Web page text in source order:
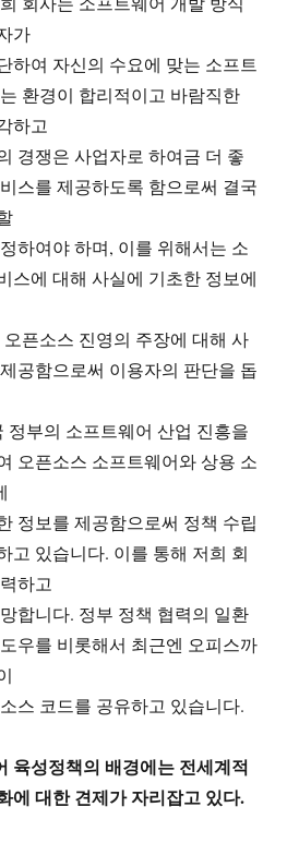
가
하여 자신의 수요에 맞는 소프트
환경이 합리적이고 바람직한
하고
경쟁은 사업자로 하여금 더 좋
스를 제공하도록 함으로써 결국
하여야 하며, 이를 위해서는 소
스에 대해 사실에 기초한 정보에
픈소스 진영의 주장에 대해 사
공함으로써 이용자의 판단을 돕
정부의 소프트웨어 산업 진흥을
오픈소스 소프트웨어와 상용 소
정보를 제공함으로써 정책 수립
고 있습니다. 이를 통해 저희 회
하고
합니다. 정부 정책 협력의 일환
우를 비롯해서 최근엔 오피스까
스 코드를 공유하고 있습니다.
육성정책의 배경에는 전세계적
에 대한 견제가 자리잡고 있다.